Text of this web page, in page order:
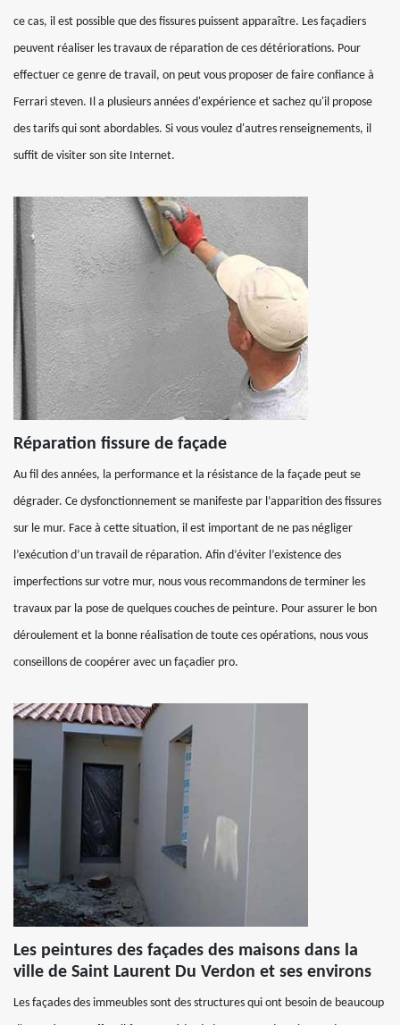
ce cas, il est possible que des fissures puissent apparaître. Les façadiers
peuvent réaliser les travaux de réparation de ces détériorations. Pour
effectuer ce genre de travail, on peut vous proposer de faire confiance à
Ferrari steven. Il a plusieurs années d'expérience et sachez qu'il propose
des tarifs qui sont abordables. Si vous voulez d'autres renseignements, il
suffit de visiter son site Internet.
Réparation fissure de façade
Au fil des années, la performance et la résistance de la façade peut se
dégrader. Ce dysfonctionnement se manifeste par l’apparition des fissures
sur le mur. Face à cette situation, il est important de ne pas négliger
l’exécution d’un travail de réparation. Afin d’éviter l’existence des
imperfections sur votre mur, nous vous recommandons de terminer les
travaux par la pose de quelques couches de peinture. Pour assurer le bon
déroulement et la bonne réalisation de toute ces opérations, nous vous
conseillons de coopérer avec un façadier pro.
Les peintures des façades des maisons dans la
ville de Saint Laurent Du Verdon et ses environs
Les façades des immeubles sont des structures qui ont besoin de beaucoup